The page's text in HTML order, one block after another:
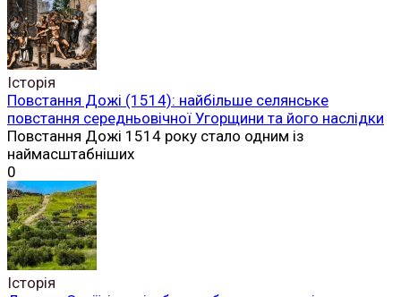
Історія
Повстання Дожі (1514): найбільше селянське
повстання середньовічної Угорщини та його наслідки
Повстання Дожі 1514 року стало одним із
наймасштабніших
0
Історія